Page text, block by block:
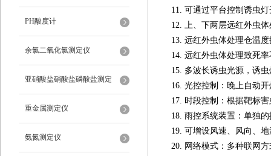
PH酸度计
余氯二氧化氯测定仪
亚硝酸盐硝酸盐磷酸盐测定
重金属测定仪
氨氮测定仪
11. 可通过平台控制诱虫
12. 上、下两层远红外虫
13. 远红外虫体处理仓温
14. 远红外虫体处理致死
15. 多波长诱虫光源，诱
16. 光控控制：晚上自动
17. 时段控制：根据靶标
18. 雨控系统装置：单独
19. 可增设风速、风向、
20. 网络模式：多种联网